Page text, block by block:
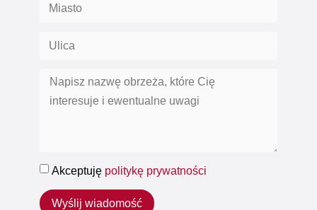
Akceptuję politykę prywatności
Wyślij wiadomość